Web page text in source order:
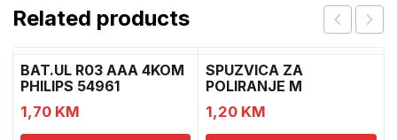
Related products
BAT.UL R03 AAA 4KOM
PHILIPS 54961
1,70 KM
SPUZVICA ZA
POLIRANJE M
1,20 KM